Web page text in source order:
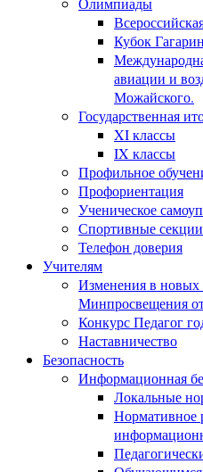
Кубок
авиации и
Можайского.
Государственная
XI классы
IX классы
Профильное
Профориентация
Ученическое
Спортивные
Телефон доверия
Учителям
Изменения в
Минпросвещения
Конкурс Педагог
Наставничество
Безопасность
Информационная
Локальные
Нормативное